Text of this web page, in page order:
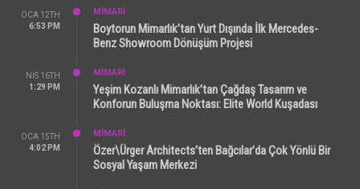
OCA 12TH
6:53 PM
MİMARİ
Boytorun Mimarlık’tan Yurt Dışında İlk Mercedes-
Benz Showroom Dönüşüm Projesi
NIS 16TH
1:29 PM
MİMARİ
Yeşim Kozanlı Mimarlık’tan Çağdaş Tasarım ve
Konforun Buluşma Noktası: Elite World Kuşadası
OCA 15TH
4:02 PM
MİMARİ
Özer\Ürger Architects’ten Bağcılar’da Çok Yönlü Bir
Sosyal Yaşam Merkezi